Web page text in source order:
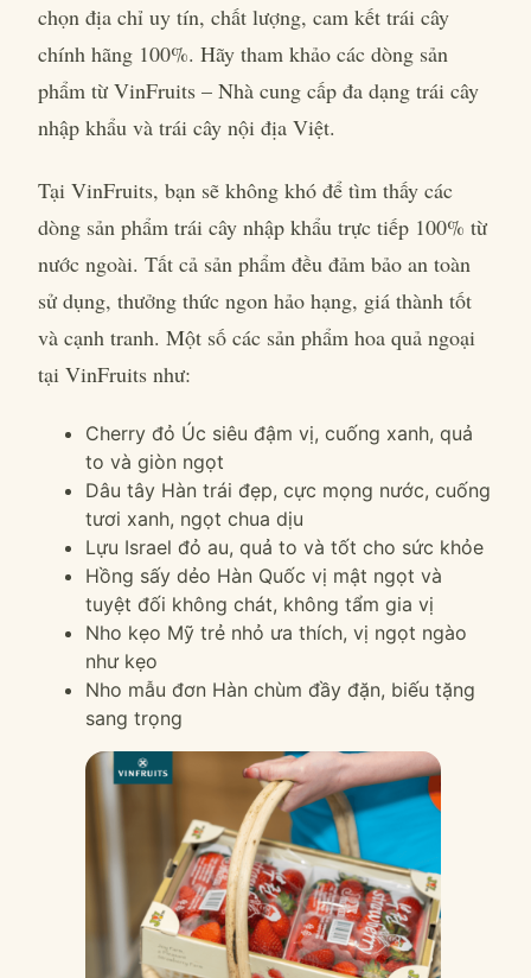
chọn địa chỉ uy tín, chất lượng, cam kết trái cây
chính hãng 100%. Hãy tham khảo các dòng sản
phẩm từ VinFruits – Nhà cung cấp đa dạng trái cây
nhập khẩu và trái cây nội địa Việt.
Tại VinFruits, bạn sẽ không khó để tìm thấy các
dòng sản phẩm trái cây nhập khẩu trực tiếp 100% từ
nước ngoài. Tất cả sản phẩm đều đảm bảo an toàn
sử dụng, thưởng thức ngon hảo hạng, giá thành tốt
và cạnh tranh. Một số các sản phẩm hoa quả ngoại
tại VinFruits như:
Cherry đỏ Úc siêu đậm vị, cuống xanh, quả
to và giòn ngọt
Dâu tây Hàn trái đẹp, cực mọng nước, cuống
tươi xanh, ngọt chua dịu
Lựu Israel đỏ au, quả to và tốt cho sức khỏe
Hồng sấy dẻo Hàn Quốc vị mật ngọt và
tuyệt đối không chát, không tẩm gia vị
Nho kẹo Mỹ trẻ nhỏ ưa thích, vị ngọt ngào
như kẹo
Nho mẫu đơn Hàn chùm đầy đặn, biếu tặng
sang trọng